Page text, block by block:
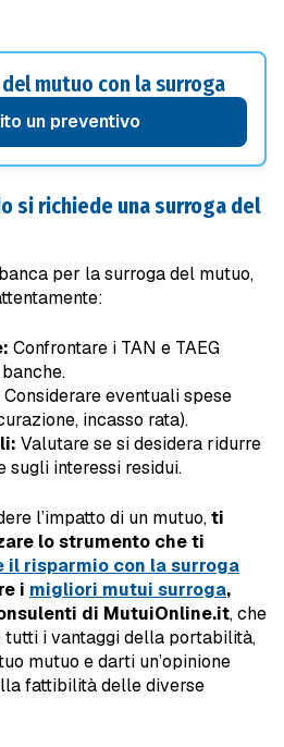
mutuo con la surroga
un preventivo
si richiede una surroga del
per la surroga del mutuo,
Confrontare i TAN e TAEG
Considerare eventuali spese
incasso rata).
Valutare se si desidera ridurre
sugli interessi residui.
l’impatto di un mutuo,ti
lo strumento che ti
il risparmio con la surroga
i migliori mutui surroga,
di MutuiOnline.it, che
i vantaggi della portabilità,
mutuo e darti un’opinione
fattibilità delle diverse